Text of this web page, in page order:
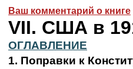
Ваш комментарий о книге
VII. США в
ОГЛАВЛЕНИЕ
1. Поправки к